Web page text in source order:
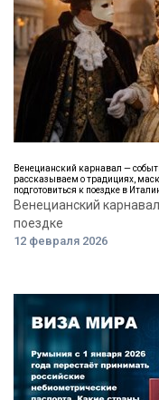
Венецианский карнавал —
рассказываем о традициях,
подготовиться к поездке в
Венецианский
поездке
12 февраля 2026